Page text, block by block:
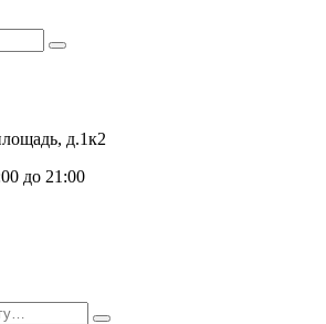
д.1к2
до 21:00